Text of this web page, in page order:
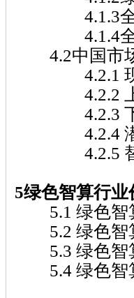
4.1.3全球
4.1.4全球
4.2中国市
4.2.1 现
4.2.2 上
4.2.3 下
4.2.4 潜
4.2.5 替
5绿色智算行业
5.1 绿色智算
5.2 绿色智
5.3 绿色智
5.4 绿色智算